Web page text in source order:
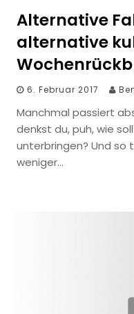
Alternative
alternative
6. Februar 2017
Manchmal passiert
denkst du, puh, wie
unterbringen? Und so
weniger…